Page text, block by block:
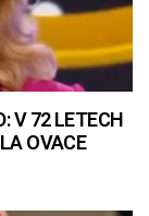
V 72 LETECH
OVACE